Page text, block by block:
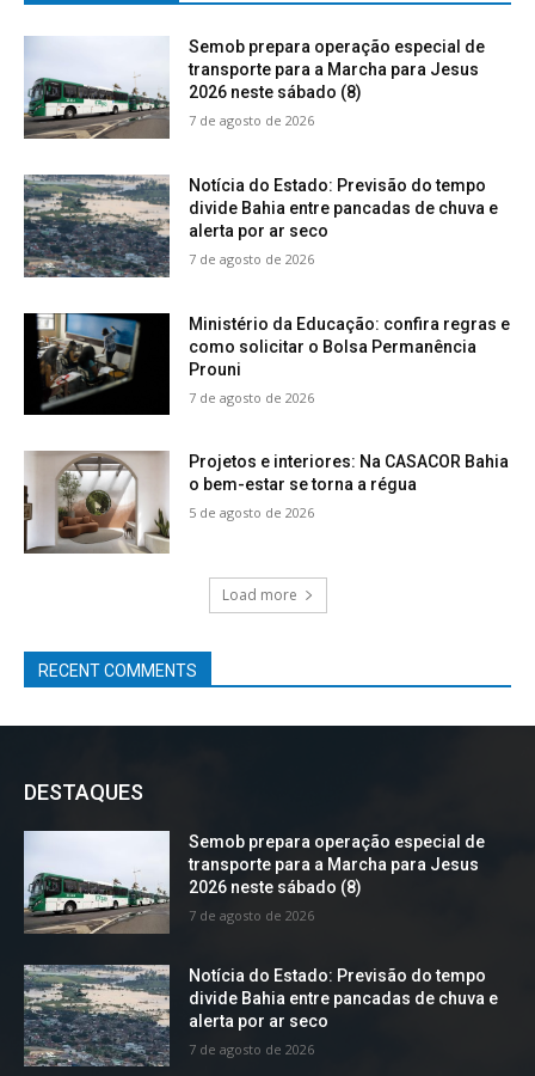
Semob prepara operação especial de
transporte para a Marcha para Jesus
2026 neste sábado (8)
7 de agosto de 2026
Notícia do Estado: Previsão do tempo
divide Bahia entre pancadas de chuva e
alerta por ar seco
7 de agosto de 2026
Ministério da Educação: confira regras e
como solicitar o Bolsa Permanência
Prouni
7 de agosto de 2026
Projetos e interiores: Na CASACOR Bahia
o bem-estar se torna a régua
5 de agosto de 2026
Load more
RECENT COMMENTS
DESTAQUES
Semob prepara operação especial de
transporte para a Marcha para Jesus
2026 neste sábado (8)
7 de agosto de 2026
Notícia do Estado: Previsão do tempo
divide Bahia entre pancadas de chuva e
alerta por ar seco
7 de agosto de 2026